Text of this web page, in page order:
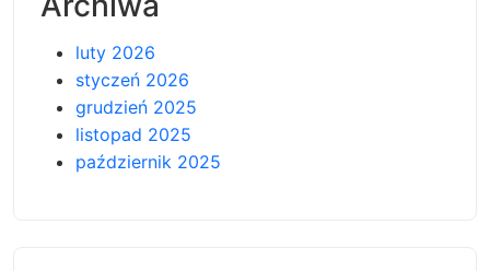
luty 2026
styczeń 2026
grudzień 2025
listopad 2025
październik 2025